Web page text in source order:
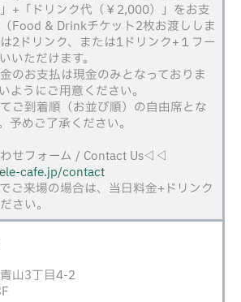
」+「ドリンク代（￥2,000）」をお支
Food & Drinkチケット2枚お渡ししま
2ドリンク、または1ドリンク+１フー
いただけます。
のお支払は現金のみとなっておりま
ようにご用意ください。
ご到着順（お並び順）の自由席とな
予めご了承ください。
せフォーム / Contact Us◁◁
cafe.jp/contact
ご来場の場合は、当日料金+ドリンク
さい。
山3丁目4-2